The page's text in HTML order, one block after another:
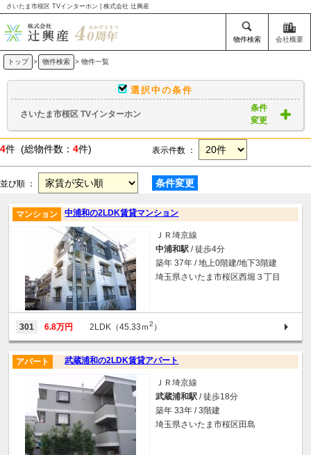
さいたま市桜区 TVインターホン | 株式会社 辻興産
物件検索 会社概要
トップ > 物件検索 > 物件一覧
選択中の条件
さいたま市桜区 TVインターホン
条件
変更
4件 (総物件数： 4件) 表示件数 ：
並び順 ： 条件変更
中浦和の2LDK賃貸マンション
マンション
ＪＲ埼京線
中浦和駅 / 徒歩4分
築年 37年 / 地上0階建/地下3階建
埼玉県さいたま市桜区西堀３丁目
301 6.8万円 2LDK（45.33ｍ2 ）
武蔵浦和の2LDK賃貸アパート
アパート
ＪＲ埼京線
武蔵浦和駅 / 徒歩18分
築年 33年 / 3階建
埼玉県さいたま市桜区田島